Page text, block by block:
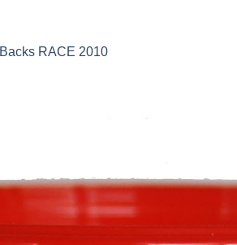
Backs RACE 2010